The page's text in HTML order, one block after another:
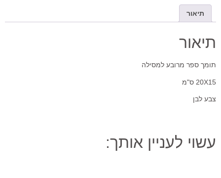
תיאור
תיאור
תומך ספר מרובע למסילה
20X15 ס"מ
צבע לבן
עשוי לעניין אותך: